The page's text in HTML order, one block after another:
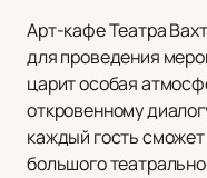
Арт-кафе Театра
для проведения
царит особая
откровенному
каждый гость
большого